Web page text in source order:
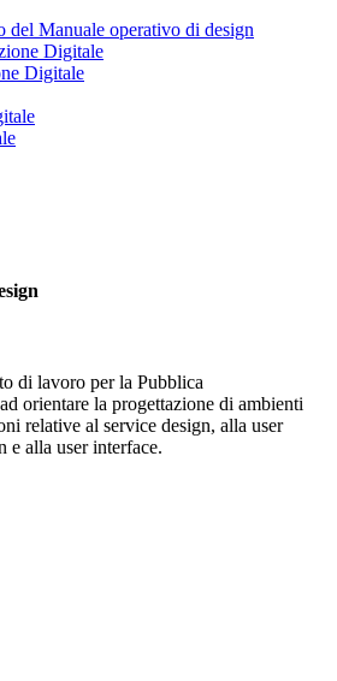
del Manuale operativo di design
Digitale
di lavoro per la Pubblica
orientare la progettazione di ambienti
relative al service design, alla user
e alla user interface.